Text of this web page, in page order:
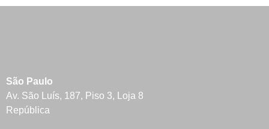
São Paulo
Av. São Luís, 187, Piso 3, Loja 8
República